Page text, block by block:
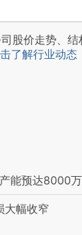
股价走势、结
了解行业动态
能预达8000
大幅收窄